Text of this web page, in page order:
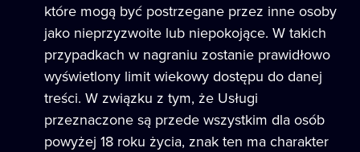
które mogą być postrzegane przez inne osoby
jako nieprzyzwoite lub niepokojące. W takich
przypadkach w nagraniu zostanie prawidłowo
wyświetlony limit wiekowy dostępu do danej
treści. W związku z tym, że Usługi
przeznaczone są przede wszystkim dla osób
powyżej 18 roku życia, znak ten ma charakter